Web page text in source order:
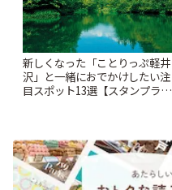
新しくなった「ことりっぷ軽井
沢」と一緒におでかけしたい注
目スポット13選【スタンプラリ